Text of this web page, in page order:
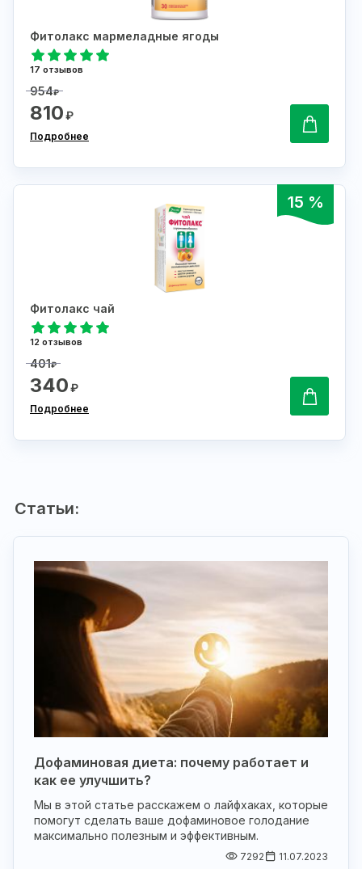
Фитолакс мармеладные ягоды
17 отзывов
954₽
810₽
Подробнее
15 %
Фитолакс чай
12 отзывов
401₽
340₽
Подробнее
Статьи:
Дофаминовая диета: почему работает и
как ее улучшить?
Мы в этой статье расскажем о лайфхаках, которые
помогут сделать ваше дофаминовое голодание
максимально полезным и эффективным.
7292 11.07.2023